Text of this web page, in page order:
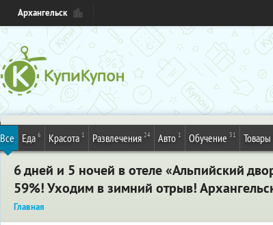
Архангельск
Все Еда 6 Красота 1 Развлечения 24 Авто 1 Обучение 31 Товары
6 дней и 5 ночей в отеле «Альпийский
59%! Уходим в зимний отрыв!
Главная